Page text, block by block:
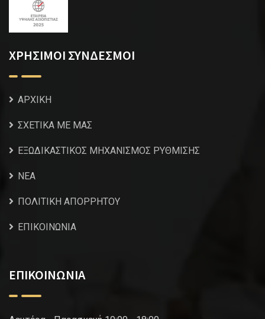
ΧΡΗΣΙΜΟΙ ΣΥΝΔΕΣΜΟΙ
ΑΡΧΙΚΗ
ΣΧΕΤΙΚΑ ΜΕ ΜΑΣ
ΕΞΩΔΙΚΑΣΤΙΚΟΣ ΜΗΧΑΝΙΣΜΟΣ ΡΥΘΜΙΣΗΣ
NEA
ΠΟΛΙΤΙΚΗ ΑΠΟΡΡΗΤΟΥ
ΕΠΙΚΟΙΝΩΝΙΑ
ΕΠΙΚΟΙΝΩΝΙΑ